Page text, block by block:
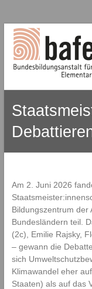
Skip
content
B
A
f
E
P
1
u
n
d
e
s
b
i
l
d
Am 2. Juni 2026
Bildungszentrum der
Bundesländern teil.
(2c), Emilie Rajsky,
– gewann die
sich
Klimawandel eher
Staaten) als auf das